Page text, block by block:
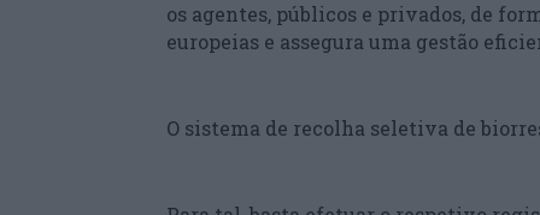
os agentes, públicos e privados, de
europeias e assegura uma gestão
O sistema de recolha seletiva de